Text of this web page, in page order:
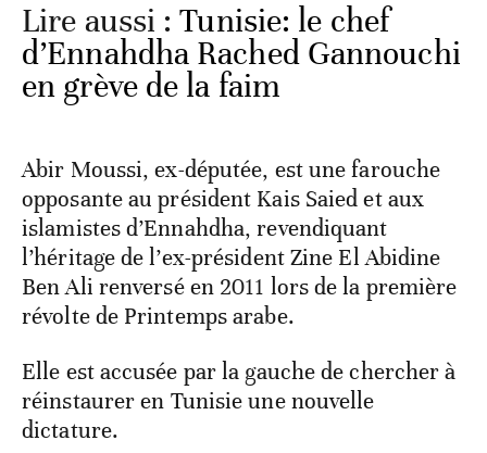
Lire aussi :Tunisie: le chef
d’Ennahdha Rached Gannouchi
en grève de la faim
Abir Moussi, ex-députée, est une farouche
opposante au président Kais Saied et aux
islamistes d’Ennahdha, revendiquant
l’héritage de l’ex-président Zine El Abidine
Ben Ali renversé en 2011 lors de la première
révolte de Printemps arabe.
Elle est accusée par la gauche de chercher à
réinstaurer en Tunisie une nouvelle
dictature.